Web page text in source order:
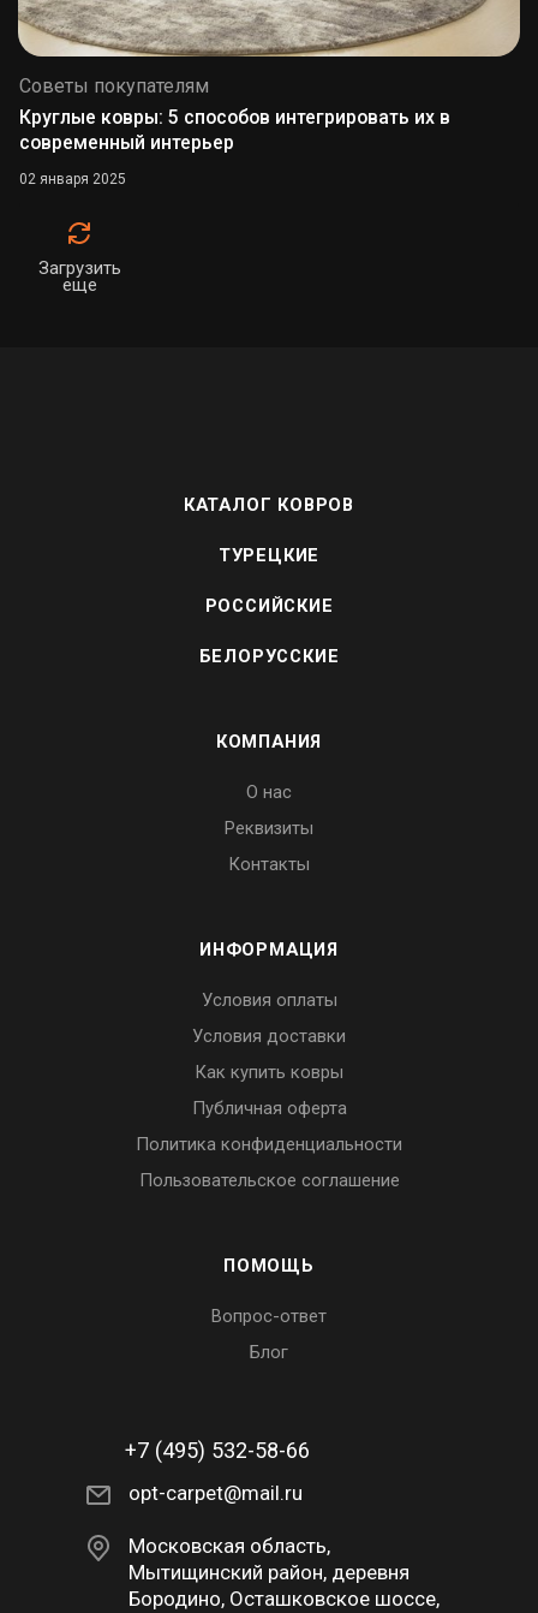
Советы покупателям
02 января 2025
Круглые ковры: 5 способов интегрировать их в
современный интерьер
Загрузить
еще
КАТАЛОГ КОВРОВ
ТУРЕЦКИЕ
РОССИЙСКИЕ
БЕЛОРУССКИЕ
КОМПАНИЯ
О нас
Реквизиты
Контакты
ИНФОРМАЦИЯ
Условия оплаты
Условия доставки
Как купить ковры
Публичная оферта
Политика конфиденциальности
Пользовательское соглашение
ПОМОЩЬ
Вопрос-ответ
Блог
+7 (495) 532-58-66
opt-carpet@mail.ru
Московская область,
Мытищинский район, деревня
Бородино, Осташковское шоссе,